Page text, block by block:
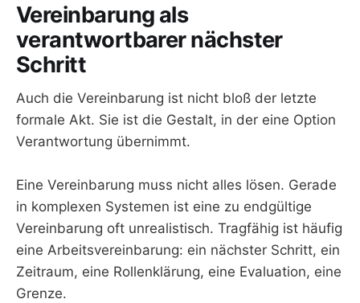
Vereinbarung als
verantwortbarer nächster
Schritt
Auch die Vereinbarung ist nicht bloß der letzte
formale Akt. Sie ist die Gestalt, in der eine Option
Verantwortung übernimmt.
Eine Vereinbarung muss nicht alles lösen. Gerade
in komplexen Systemen ist eine zu endgültige
Vereinbarung oft unrealistisch. Tragfähig ist häufig
eine Arbeitsvereinbarung: ein nächster Schritt, ein
Zeitraum, eine Rollenklärung, eine Evaluation, eine
Grenze.